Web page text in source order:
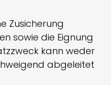
Zusicherung
sowie die Eignung
kann weder
abgeleitet